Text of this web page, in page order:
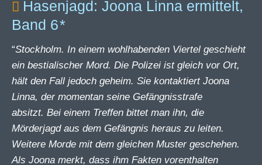
Hasenjagd: Joona Linna ermittelt,
Band 6
“Stockholm. In einem wohlhabenden Viertel geschieht
ein bestialischer Mord. Die Polizei ist gleich vor Ort,
hält den Fall jedoch geheim. Sie kontaktiert Joona
Linna, der momentan seine Gefängnisstrafe
absitzt. Bei einem Treffen bittet man ihn, die
Mörderjagd aus dem Gefängnis heraus zu leiten.
Weitere Morde mit dem gleichen Muster geschehen.
Als Joona merkt, dass ihm Fakten vorenthalten